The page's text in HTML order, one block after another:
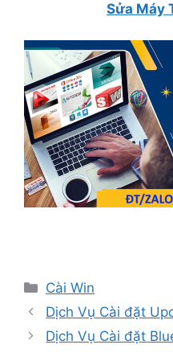
Sửa Máy
Danh
mục
Cài Win
Dịch Vụ Cài đặt
Dịch Vụ Cài đặt